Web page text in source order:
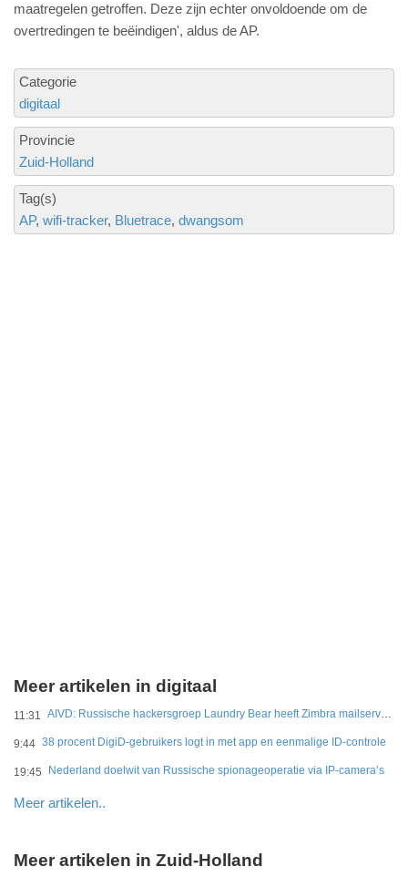
maatregelen getroffen. Deze zijn echter onvoldoende om de
overtredingen te beëindigen', aldus de AP.
Categorie
digitaal
Provincie
Zuid-Holland
Tag(s)
AP wifi-tracker Bluetrace dwangsom
Meer artikelen in digitaal
11:31 AIVD: Russische hackersgroep Laundry Bear heeft Zimbra mailservers gehackt
9:44 38 procent DigiD-gebruikers logt in met app en eenmalige ID-controle
19:45 Nederland doelwit van Russische spionageoperatie via IP-camera’s
Meer artikelen..
Meer artikelen in Zuid-Holland